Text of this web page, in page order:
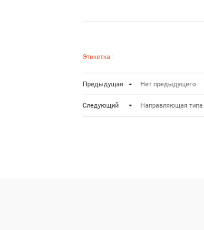
Этикетка :
Предыдущая Нет предыдущего
Следующий Направляющая типа